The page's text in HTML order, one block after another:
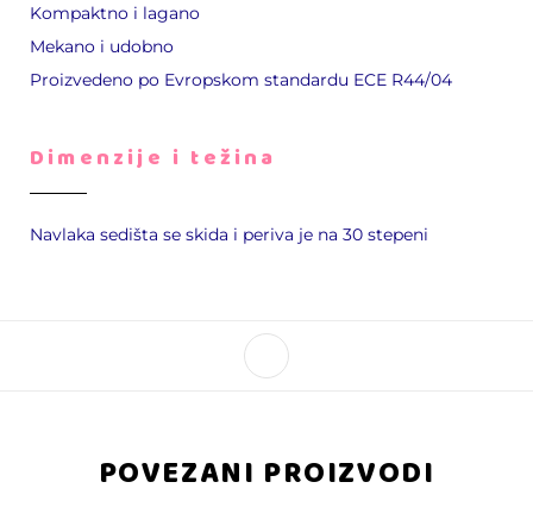
Kompaktno i lagano
Mekano i udobno
Proizvedeno po Evropskom standardu ECE R44/04
Dimenzije i težina
Navlaka sedišta se skida i periva je na 30 stepeni
POVEZANI PROIZVODI